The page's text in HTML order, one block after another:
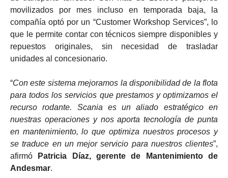
movilizados por mes incluso en temporada baja, la
compañía optó por un “Customer Workshop Services”, lo
que le permite contar con técnicos siempre disponibles y
repuestos originales, sin necesidad de trasladar
unidades al concesionario.
“Con este sistema mejoramos la disponibilidad de la flota
para todos los servicios que prestamos y optimizamos el
recurso rodante. Scania es un aliado estratégico en
nuestras operaciones y nos aporta tecnología de punta
en mantenimiento, lo que optimiza nuestros procesos y
se traduce en un mejor servicio para nuestros clientes”,
afirmó
Patricia Díaz, gerente de Mantenimiento de
Andesmar.